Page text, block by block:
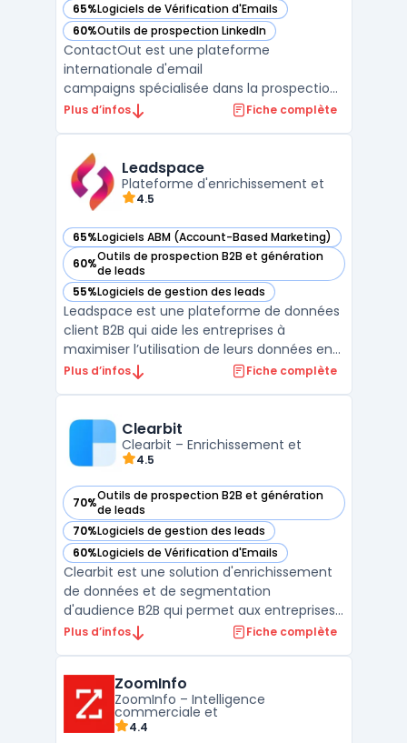
65%Logiciels de Vérification d'Emails
— voir ContactOut dans cette catégorie
60%Outils de prospection LinkedIn
— voir ContactOut dans cette catégorie
ContactOut est une plateforme
internationale d'email
campaigns spécialisée dans la prospection
B2B avec recherche de contacts
avec 200M emails, 100M téléphones et 40M
dossiers d'entreprises vérifiés. La ...
Plus d’infos Fiche complète
Leadspace
Plateforme d'enrichissement et
4.5
65%Logiciels ABM (Account-Based Marketing)
— voir Leadspace dans cette catégorie
60%Outils de prospection B2B et génération
de leads
— voir Leadspace dans cette catégorie
55%Logiciels de gestion des leads
— voir Leadspace dans cette catégorie
Leadspace est une plateforme de données
client B2B qui aide les entreprises à
maximiser l’utilisation de leurs données en
améliorant la segmentation,
l'intelligence artificielle, Leadspace permet
d’enrichir les données client ...
Plus d’infos Fiche complète
Clearbit
Clearbit – Enrichissement et
4.5
70%Outils de prospection B2B et génération
de leads
— voir Clearbit dans cette catégorie
70%Logiciels de gestion des leads
— voir Clearbit dans cette catégorie
60%Logiciels de Vérification d'Emails
— voir Clearbit dans cette catégorie
Clearbit est une solution d'enrichissement
de données et de segmentation
d'audience B2B qui permet aux entreprises
d'améliorer leurs stratégies marketing et
données. Grâce à son API d'enrichissement
de données, Clear ...
Plus d’infos Fiche complète
ZoomInfo
ZoomInfo – Intelligence
commerciale et
4.4